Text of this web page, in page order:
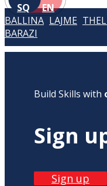
SQ EN
BALLINA LAJME
BARAZI
Build Skills with
Sign
Sign up